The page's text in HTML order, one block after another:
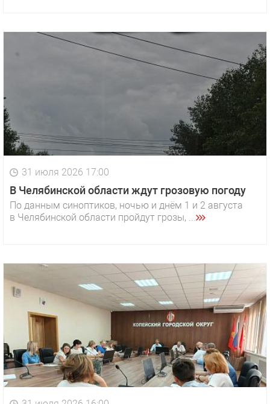
31 июля 2026 17:00
В Челябинской области ждут грозовую погоду
По данным синоптиков, ночью и днём 1 и 2 августа
в Челябинской области пройдут грозы, ...